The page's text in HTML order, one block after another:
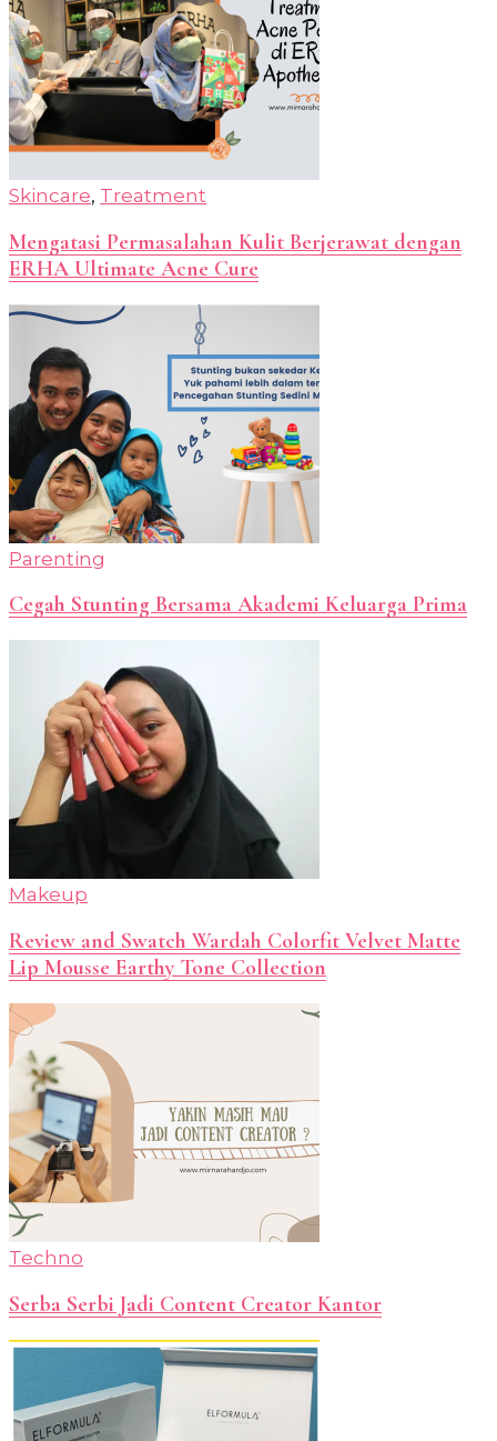
Skincare, Treatment
Mengatasi Permasalahan Kulit Berjerawat dengan
ERHA Ultimate Acne Cure
Parenting
Cegah Stunting Bersama Akademi Keluarga Prima
Makeup
Review and Swatch Wardah Colorfit Velvet Matte
Lip Mousse Earthy Tone Collection
Techno
Serba Serbi Jadi Content Creator Kantor